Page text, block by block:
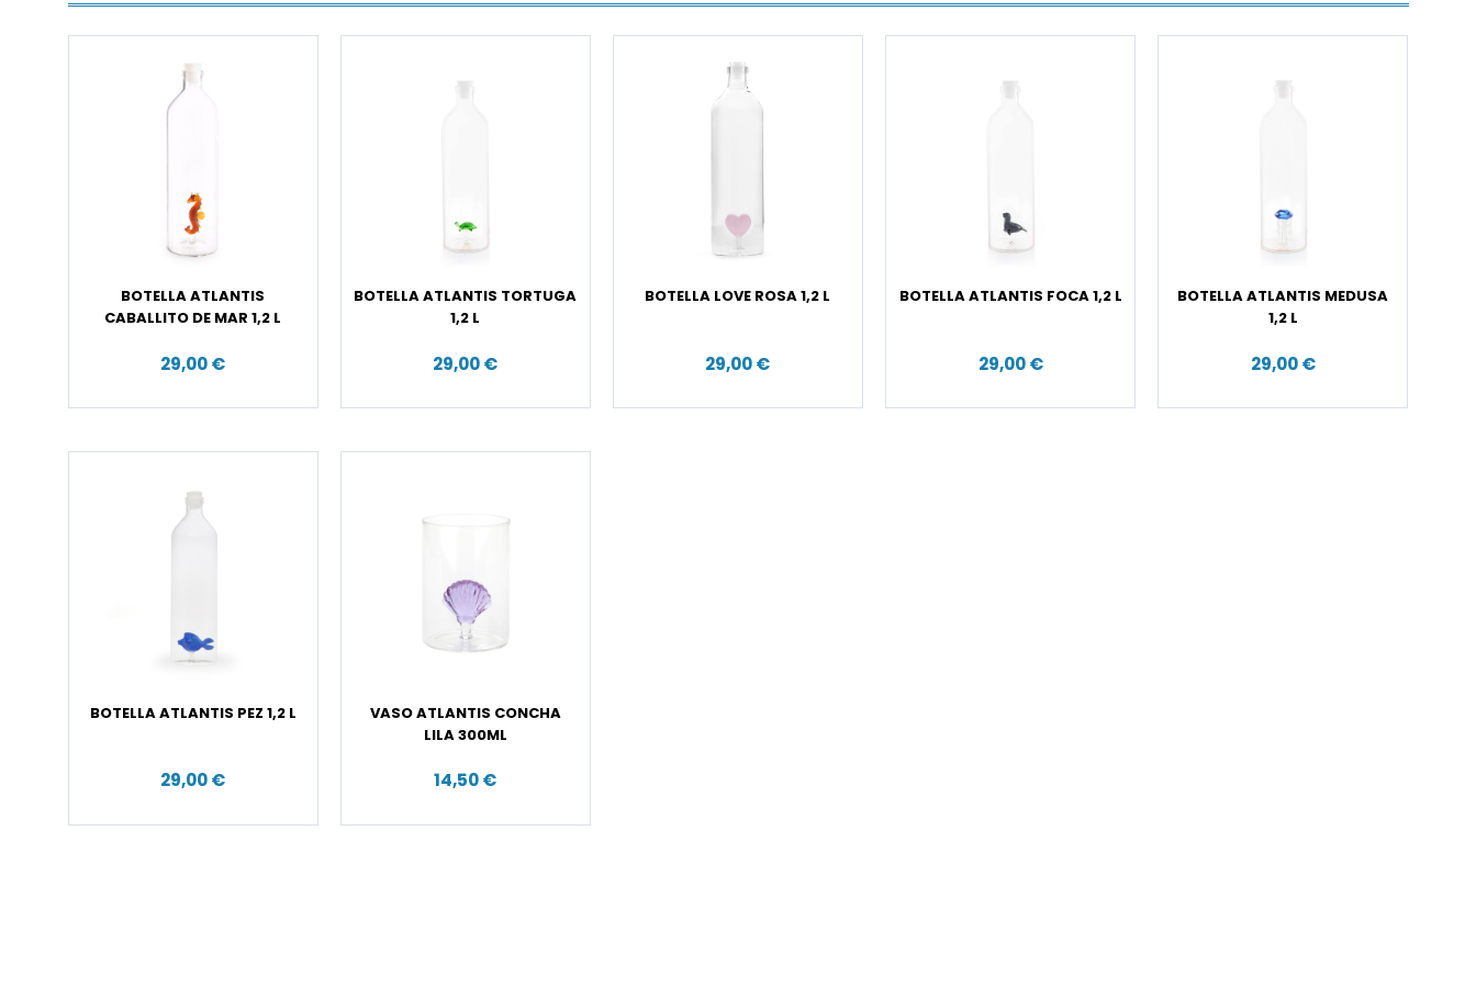
BOTELLA ATLANTIS
CABALLITO DE MAR 1,2 L
29,00 €
BOTELLA ATLANTIS TORTUGA
1,2 L
29,00 €
BOTELLA LOVE ROSA 1,2 L
29,00 €
BOTELLA ATLANTIS FOCA 1,2 L
29,00 €
BOTELLA ATLANTIS MEDUSA
1,2 L
29,00 €
BOTELLA ATLANTIS PEZ 1,2 L
29,00 €
VASO ATLANTIS CONCHA
LILA 300ML
14,50 €